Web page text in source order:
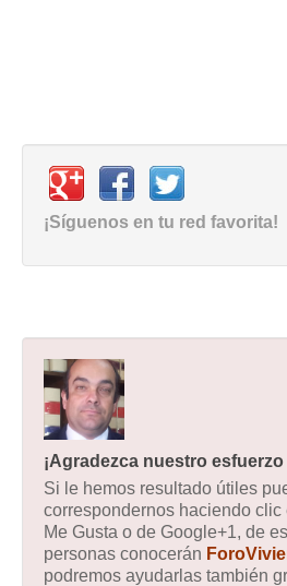
¡Síguenos en tu red favorita!
¡Agradezca nuestro
Si le hemos resultado útiles
correspondernos haciendo clic
Me Gusta o de Google+1, de
personas conocerán
podremos ayudarlas también